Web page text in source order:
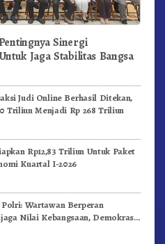
Sinergi
Jaga Stabilitas Bangsa
Judi Online Berhasil Ditekan,
Triliun Menjadi Rp 268 Triliun
Rp12,83 Triliun Untuk Paket
Kuartal I-2026
Wartawan Berperan
Nilai Kebangsaan, Demokrasi,